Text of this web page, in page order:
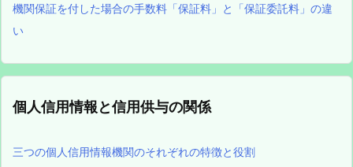
機関保証を付した場合の手数料「保証料」と「保証委託料」の違
い
個人信用情報と信用供与の関係
三つの個人信用情報機関のそれぞれの特徴と役割